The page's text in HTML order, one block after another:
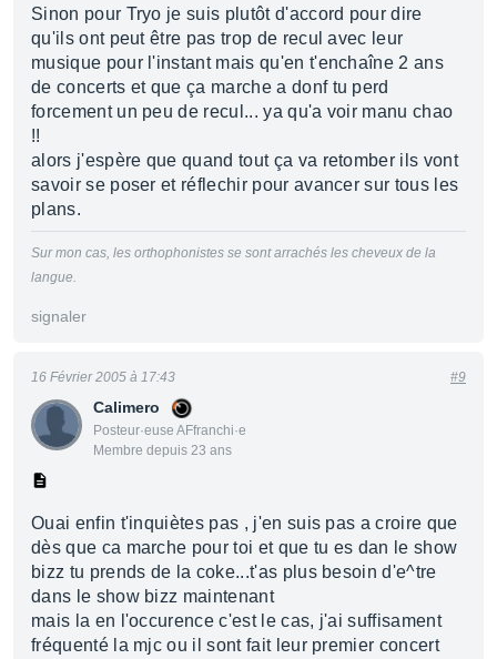
Sinon pour Tryo je suis plutôt d'accord pour dire
qu'ils ont peut être pas trop de recul avec leur
musique pour l'instant mais qu'en t'enchaîne 2 ans
de concerts et que ça marche a donf tu perd
forcement un peu de recul... ya qu'a voir manu chao
!!
alors j'espère que quand tout ça va retomber ils vont
savoir se poser et réflechir pour avancer sur tous les
plans.
Sur mon cas, les orthophonistes se sont arrachés les cheveux de la
langue.
signaler
Calimero
Posteur·euse AFfranchi·e
Membre depuis 23 ans
16 Février 2005 à 17:43 #9
Ouai enfin t'inquiètes pas , j'en suis pas a croire que
dès que ca marche pour toi et que tu es dan le show
bizz tu prends de la coke...t'as plus besoin d'e^tre
dans le show bizz maintenant
mais la en l'occurence c'est le cas, j'ai suffisament
fréquenté la mjc ou il sont fait leur premier concert